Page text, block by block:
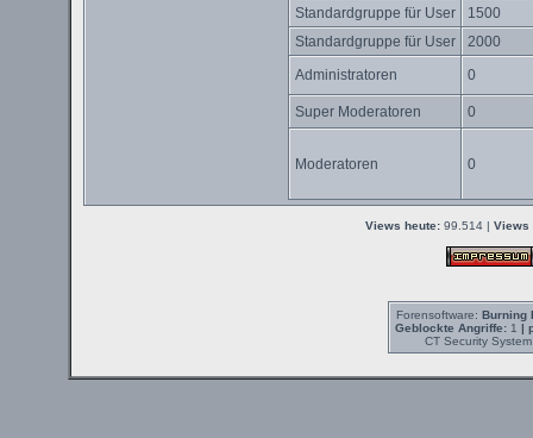
Standardgruppe für User
1500
Standardgruppe für User
2000
Administratoren
0
Super Moderatoren 0
Moderatoren 0
Views heute: 99.514 | Views
Forensoftware: Burning
Geblockte Angriffe:1 |
CT Security